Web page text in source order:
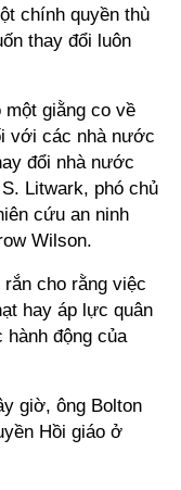
chính quyền thù
thay đổi luôn
một giằng co về
với các nhà nước
đổi nhà nước
Litwark, phó chủ
cứu an ninh
Wilson.
cho rằng việc
hay áp lực quân
động của
giờ, ông Bolton
Hồi giáo ở